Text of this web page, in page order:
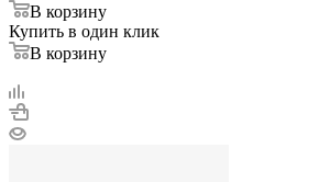
В корзину
Купить в один клик
В корзину